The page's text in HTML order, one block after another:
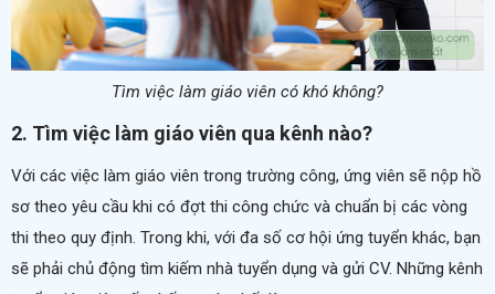
Tìm việc làm giáo viên có khó không?
2. Tìm việc làm giáo viên qua kênh nào?
Với các việc làm giáo viên trong trường công, ứng viên sẽ nộp hồ
sơ theo yêu cầu khi có đợt thi công chức và chuẩn bị các vòng
thi theo quy định. Trong khi, với đa số cơ hội ứng tuyển khác, bạn
sẽ phải chủ động tìm kiếm nhà tuyển dụng và gửi CV. Những kênh